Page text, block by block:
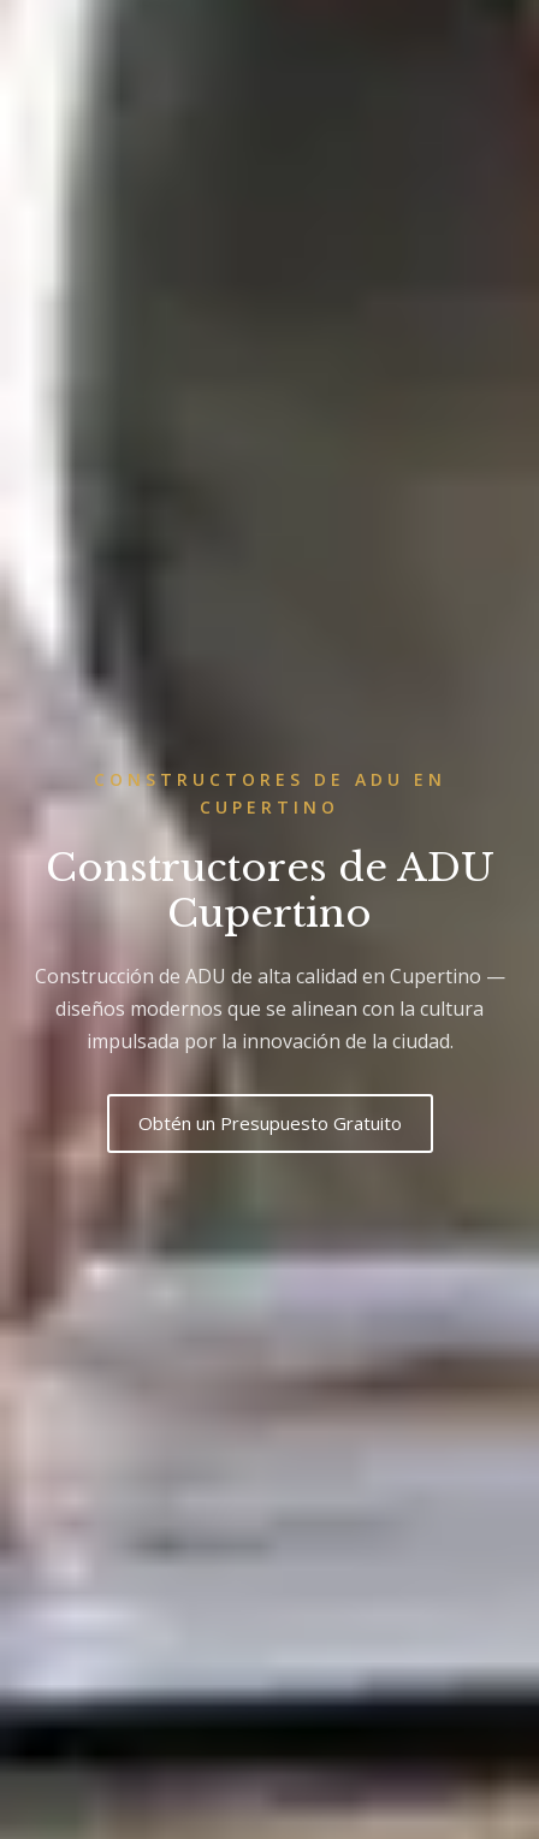
CONSTRUCTORES DE ADU EN
CUPERTINO
Constructores de ADU
Cupertino
Construcción de ADU de alta calidad en Cupertino —
diseños modernos que se alinean con la cultura
impulsada por la innovación de la ciudad.
Obtén un Presupuesto Gratuito